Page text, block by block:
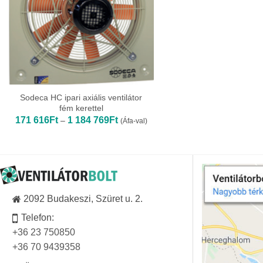
Sodeca HC ipari axiális ventilátor
fém kerettel
171 616Ft – 1 184 769FtÁrtartomány:
171
769Ft
(Áfa-val)
2092 Budakeszi, Szüret u. 2.
Telefon:
+36 23 750850
+36 70 9439358